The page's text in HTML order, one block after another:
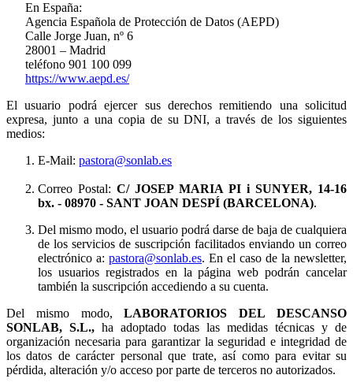
En España:
Agencia Española de Protección de Datos (AEPD)
Calle Jorge Juan, nº 6
28001 – Madrid
teléfono 901 100 099
https://www.aepd.es/
El usuario podrá ejercer sus derechos remitiendo una solicitud
expresa, junto a una copia de su DNI, a través de los siguientes
medios:
E-Mail: pastora@sonlab.es
Correo Postal: C/ JOSEP MARIA PI i SUNYER, 14-16
bx. - 08970 - SANT JOAN DESPÍ (BARCELONA).
Del mismo modo, el usuario podrá darse de baja de cualquiera
de los servicios de suscripción facilitados enviando un correo
electrónico a: pastora@sonlab.es. En el caso de la newsletter,
los usuarios registrados en la página web podrán cancelar
también la suscripción accediendo a su cuenta.
Del mismo modo,LABORATORIOS DEL DESCANSO
SONLAB, S.L., ha adoptado todas las medidas técnicas y de
organización necesaria para garantizar la seguridad e integridad de
los datos de carácter personal que trate, así como para evitar su
pérdida, alteración y/o acceso por parte de terceros no autorizados.